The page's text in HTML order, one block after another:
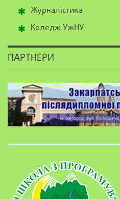
Журналістика
Коледж УжНУ
ПАРТНЕРИ